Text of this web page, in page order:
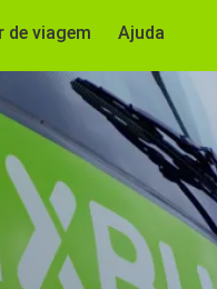
de viagem Ajuda